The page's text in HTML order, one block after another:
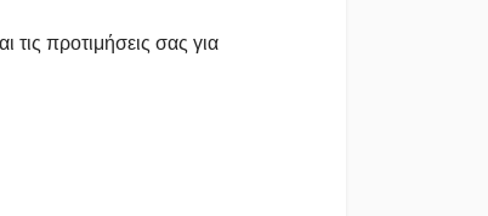
τις προτιμήσεις σας για